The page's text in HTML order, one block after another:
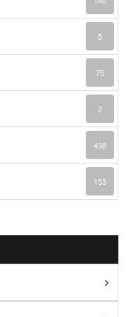
5
75
2
438
153